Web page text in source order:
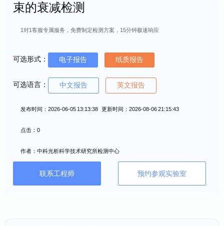
束的衰减检测
1对1客服专属服务，免费制定检测方案，15分钟极速响应
可选形式： 电子报告 纸质报告
可选语言： 中文报告 英文报告
发布时间：2026-06-05 13:13:38 更新时间：2026-08-06 21:15:43
点击：0
作者：中科光析科学技术研究所检测中心
联系工程师 预约参观实验室